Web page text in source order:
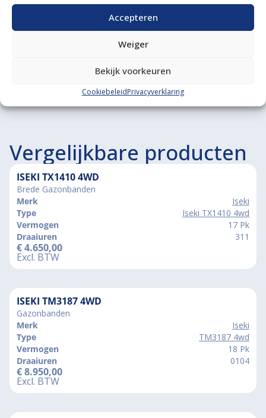
Accepteren
Weiger
Bekijk voorkeuren
CookiebeleidPrivacyverklaring
Grootste in kleine tractoren
Vergelijkbare producten
ISEKI TX1410 4WD
Brede Gazonbanden
Merk
Iseki
Type
Iseki TX1410 4wd
Vermogen
17 Pk
Draaiuren
311
€4.650,00
Excl. BTW
ISEKI TM3187 4WD
Gazonbanden
Merk
Iseki
Type
TM3187 4wd
Vermogen
18 Pk
Draaiuren
0104
€8.950,00
Excl. BTW